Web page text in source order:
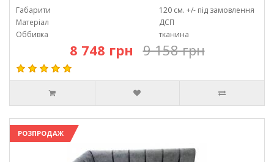
Габарити
120 см. +/- під замовлення
Матеріал
ДСП
Оббивка
тканина
8 748 грн 9 158 грн
РОЗПРОДАЖ